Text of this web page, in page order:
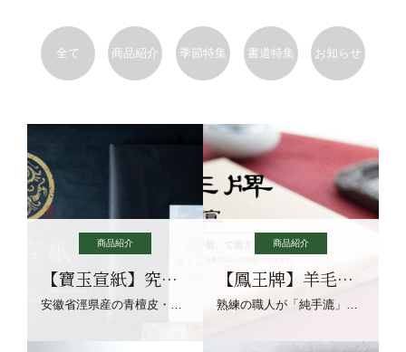
全て 商品紹介 季節特集 書道特集 お知らせ
商品紹介
【寶玉宣紙】究極の純粋な宣紙を目指す寶玉宣紙
商品紹介
【鳳王牌】羊毛筆×濃墨での揮毫に最適な宣紙系画仙紙